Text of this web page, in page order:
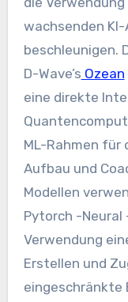
wachsenden
beschleunigen.
D-Wave’s Ozean
eine direkte
ML-Rahmen
Aufbau und
Modellen
Pytorch -Neural
Verwendung
Erstellen und
eingeschränkte